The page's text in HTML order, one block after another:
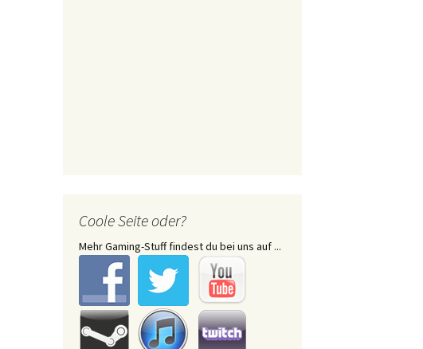
Coole Seite oder?
Mehr Gaming-Stuff findest du bei uns auf ...